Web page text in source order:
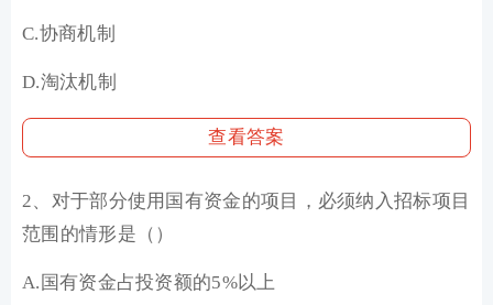
C.协商机制
D.淘汰机制
查看答案
2、对于部分使用国有资金的项目，必须纳入招标项目
范围的情形是（）
A.国有资金占投资额的5%以上